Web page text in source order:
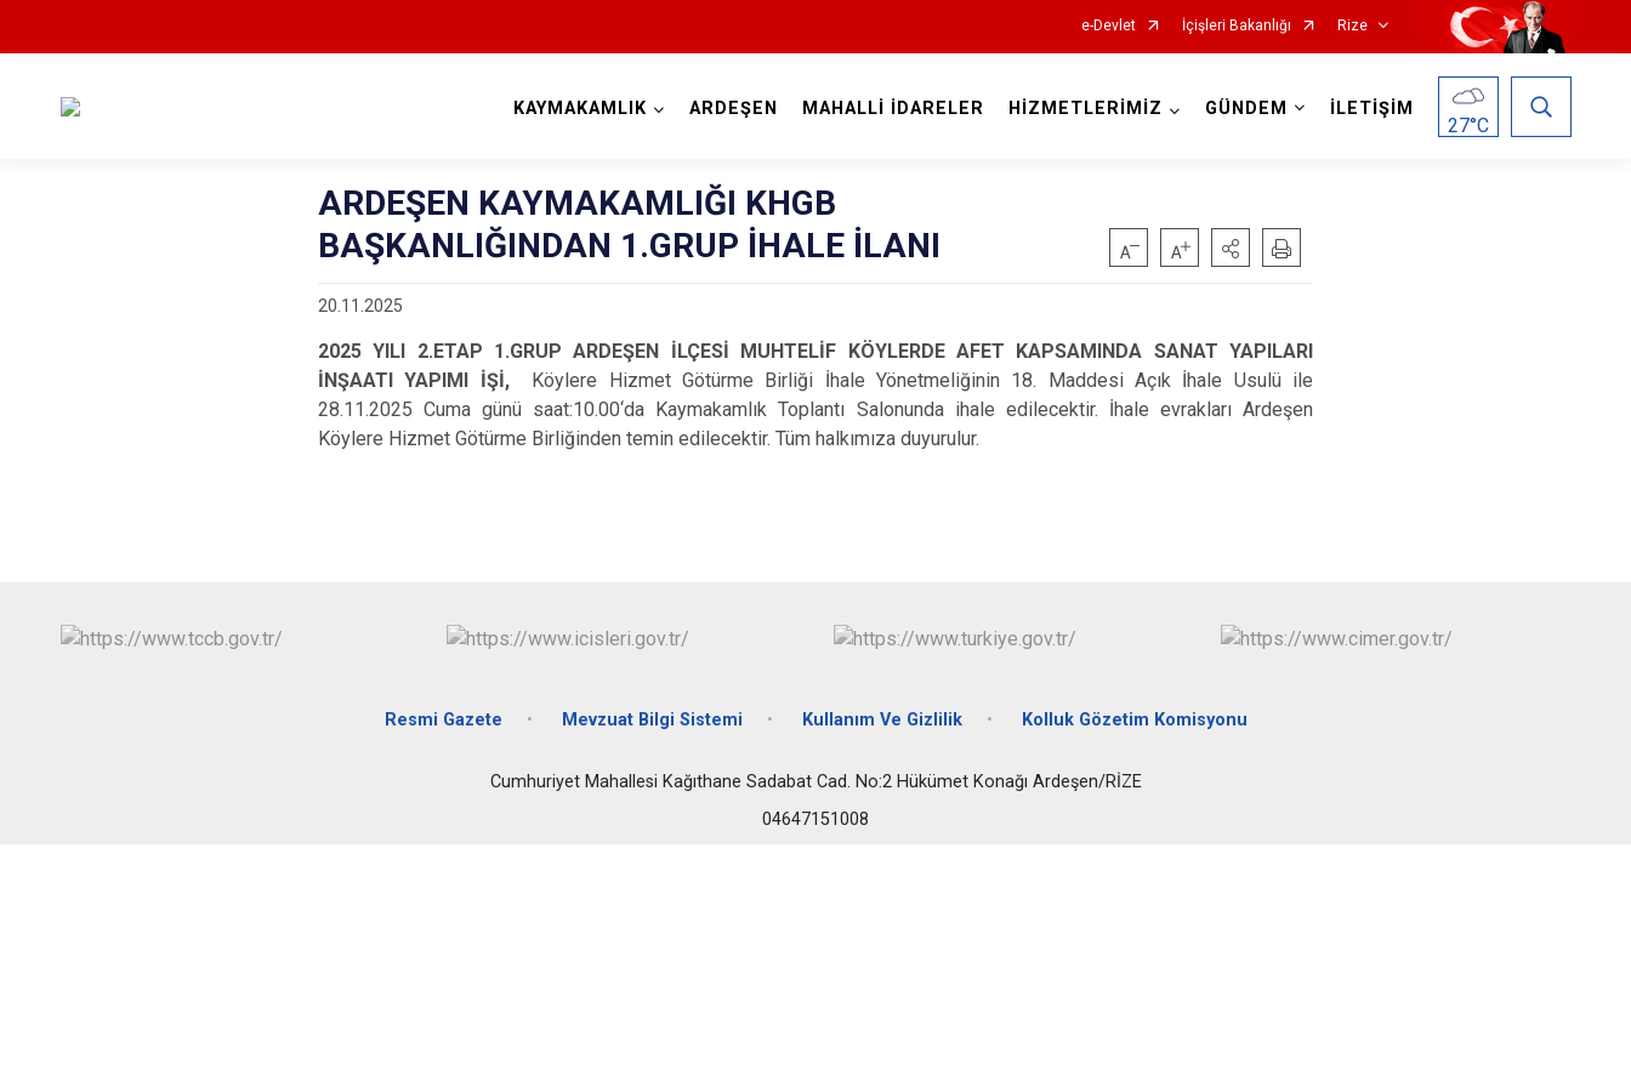
e-Devlet İçişleri Bakanlığı Rize
Ardeşen
Çamlıhemşin
Hemşin
KAYMAKAMLIK ARDEŞEN MAHALLİ İDARELER HİZMETLERİMİZ GÜNDEM İLETİŞİM
27°C
ARDEŞEN KAYMAKAMLIĞI KHGB
BAŞKANLIĞINDAN 1.GRUP İHALE İLANI
20.11.2025
2025 YILI 2.ETAP 1.GRUP ARDEŞEN İLÇESİ MUHTELİF KÖYLERDE AFET KAPSAMINDA SANAT YAPILARI
İNŞAATI YAPIMI İŞİ, Köylere Hizmet Götürme Birliği İhale Yönetmeliğinin 18. Maddesi Açık İhale Usulü ile
28.11.2025 Cuma günü saat:10.00‘da Kaymakamlık Toplantı Salonunda ihale edilecektir. İhale evrakları Ardeşen
Köylere Hizmet Götürme Birliğinden temin edilecektir. Tüm halkımıza duyurulur.
Resmi Gazete Mevzuat Bilgi Sistemi Kullanım Ve Gizlilik Kolluk Gözetim Komisyonu
Cumhuriyet Mahallesi Kağıthane Sadabat Cad. No:2 Hükümet Konağı Ardeşen/RİZE
04647151008